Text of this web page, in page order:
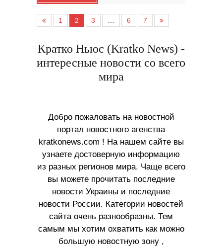
1 2 3 … 6 7
Кратко Ньюс (Kratko News) -
интересные новости со всего
мира
Добро пожаловать на новостной
портал новостного агенства
kratkonews.com ! На нашем сайте вы
узнаете достоверную информацию
из разных регионов мира. Чаще всего
вы можете прочитать последние
новости Украины и последние
новости России. Категории новостей
сайта очень разнообразны. Тем
самым мы хотим охватить как можно
большую новостную зону ,